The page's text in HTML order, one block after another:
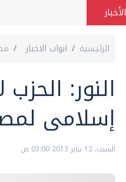
الرئيسية ابواب الاخبار
النور:
إسلامى
السبت، 12 يناير 2013 03:00 ص